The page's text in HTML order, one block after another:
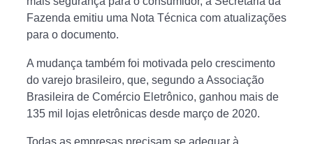
Fazenda emitiu uma Nota Técnica com atualizações
para o documento.
A mudança também foi motivada pelo crescimento
do varejo brasileiro, que, segundo a Associação
Brasileira de Comércio Eletrônico, ganhou mais de
135 mil lojas eletrônicas desde março de 2020.
Todas as empresas precisam se adequar à